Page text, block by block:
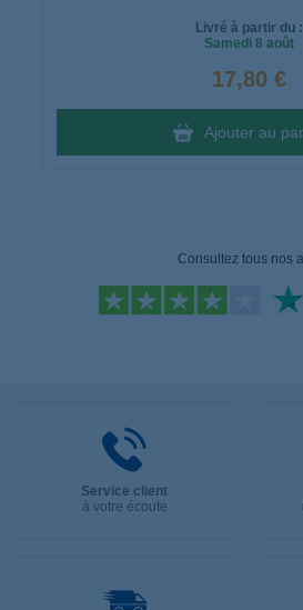
Livré à partir du :
Samedi8 août
17,80 €
Ajouter au
Consultez tous nos
Service client
à votre écoute